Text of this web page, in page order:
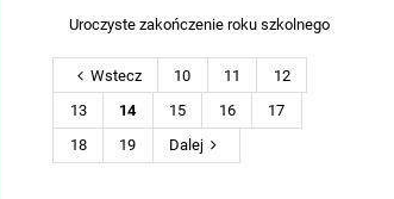
Uroczyste zakończenie roku szkolnego
Wstecz
10 11
12
13
14 15 16
17
18
19 Dalej